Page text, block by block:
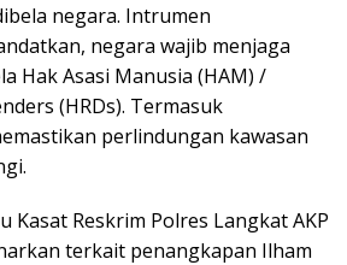
negara. Intrumen
negara wajib menjaga
Hak Asasi Manusia (HAM) /
(HRDs). Termasuk
perlindungan kawasan
Kasat Reskrim Polres Langkat AKP
terkait penangkapan Ilham